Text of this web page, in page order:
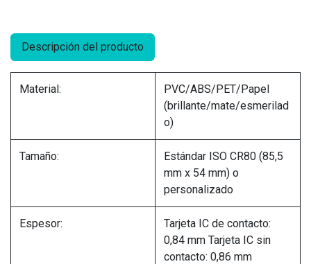
Descripción del producto
Material:
PVC/ABS/PET/Papel
(brillante/mate/esmerilad
o)
Tamaño:
Estándar ISO CR80 (85,5
mm x 54 mm) o
personalizado
Espesor:
Tarjeta IC de contacto:
0,84 mm Tarjeta IC sin
contacto: 0,86 mm